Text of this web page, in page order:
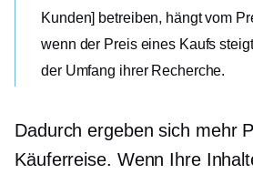
Kunden] betreiben, hängt vom
wenn der Preis eines Kaufs
der Umfang ihrer Recherche.
Dadurch ergeben sich mehr
Käuferreise. Wenn Ihre